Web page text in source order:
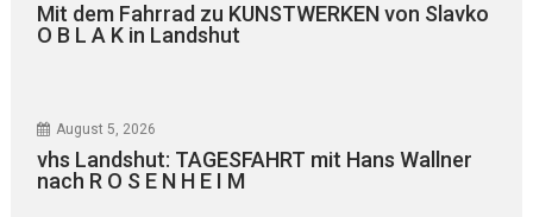
Mit dem Fahrrad zu KUNSTWERKEN von Slavko
O B L A K in Landshut
August 5, 2026
vhs Landshut: TAGESFAHRT mit Hans Wallner
nach R O S E N H E I M